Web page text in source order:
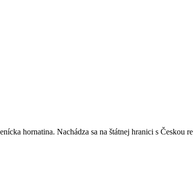
hornatina. Nachádza sa na štátnej hranici s Českou